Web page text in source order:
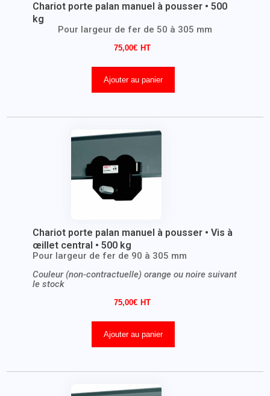
Chariot porte palan manuel à pousser • 500
kg
Pour largeur de fer de 50 à 305 mm
75,00€
Ajouter au panier
Chariot porte palan manuel à pousser • Vis à
œillet central • 500 kg
Pour largeur de fer de 90 à 305 mm
Couleur (non-contractuelle) orange ou noire suivant
le stock
75,00€
Ajouter au panier